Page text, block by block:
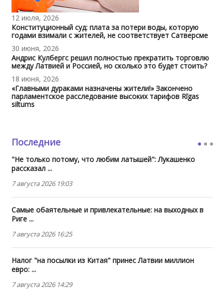
12 июля, 2026
Конституционный суд: плата за потери воды, которую
годами взимали с жителей, не соответствует Сатверсме
30 июня, 2026
Андрис Кулбергс решил полностью прекратить торговлю
между Латвией и Россией, но сколько это будет стоить?
18 июня, 2026
«Главными дураками назначены жители!» Закончено
парламентское расследование высоких тарифов Rīgas
siltums
Последние
"Не только потому, что любим латышей": Лукашенко
рассказал ...
7 августа 2026 19:03
Самые обаятельные и привлекательные: на выходных в
Риге ...
7 августа 2026 16:25
Налог "на посылки из Китая" принес Латвии миллион
евро: ...
7 августа 2026 14:29